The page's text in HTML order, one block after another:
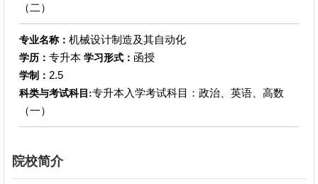
（二）
专业名称： 机械设计制造及其自动化
学历： 专升本 学习形式： 函授
学制： 2.5
科类与考试科目:专升本入学考试科目：政治、英语、高数
（一）
院校简介